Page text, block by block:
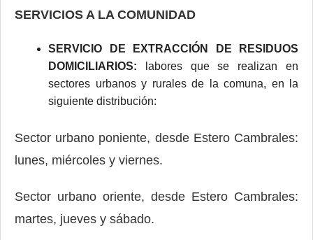
SERVICIOS A LA COMUNIDAD
SERVICIO DE EXTRACCIÓN DE RESIDUOS
DOMICILIARIOS:
labores que se realizan en
sectores urbanos y rurales de la comuna, en la
siguiente distribución:
Sector urbano poniente, desde Estero Cambrales:
lunes, miércoles y viernes.
Sector urbano oriente, desde Estero Cambrales:
martes, jueves y sábado.